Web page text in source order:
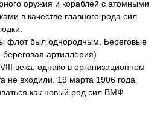
оружия и кораблей с атомными
в качестве главного рода сил
флот был однородным. Береговые
артиллерия)
века, однако в организационном
не входили. 19 марта 1906 года
как новый род сил ВМФ